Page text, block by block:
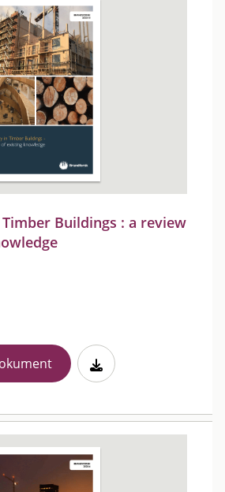
Buildings : a review